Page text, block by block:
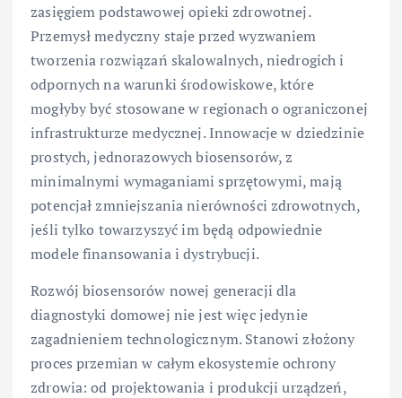
zasięgiem podstawowej opieki zdrowotnej.
Przemysł medyczny staje przed wyzwaniem
tworzenia rozwiązań skalowalnych, niedrogich i
odpornych na warunki środowiskowe, które
mogłyby być stosowane w regionach o ograniczonej
infrastrukturze medycznej. Innowacje w dziedzinie
prostych, jednorazowych biosensorów, z
minimalnymi wymaganiami sprzętowymi, mają
potencjał zmniejszania nierówności zdrowotnych,
jeśli tylko towarzyszyć im będą odpowiednie
modele finansowania i dystrybucji.
Rozwój biosensorów nowej generacji dla
diagnostyki domowej nie jest więc jedynie
zagadnieniem technologicznym. Stanowi złożony
proces przemian w całym ekosystemie ochrony
zdrowia: od projektowania i produkcji urządzeń,